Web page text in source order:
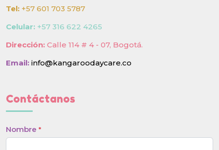
Tel: +57 601 703 5787
Celular: +57 316 622 4265
Dirección: Calle 114 # 4 - 07, Bogotá.
Email: info@kangaroodaycare.co
Contáctanos
Nombre *